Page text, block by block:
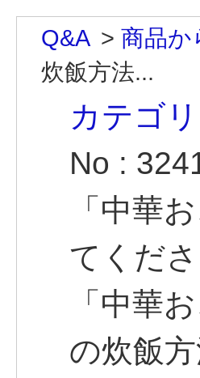
Q&A > 商品か
炊飯方法...
カテゴ
No :
「中華
てくださ
「中華
の炊飯